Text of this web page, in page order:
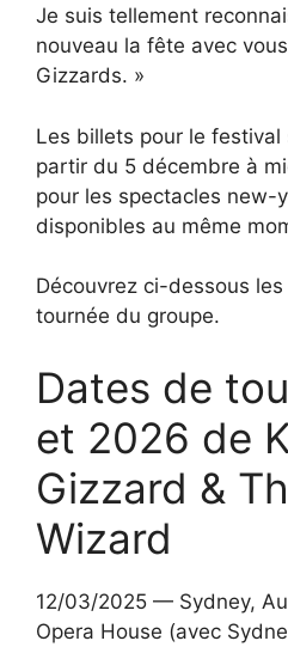
Je suis tellement
nouveau la fête avec
Gizzards. »
Les billets pour le
partir du 5 décembre à
pour les spectacles new-
disponibles au même
Découvrez ci-dessous
tournée du groupe.
Dates de
et 2026 de
Gizzard &
Wizard
12/03/2025 — Sydney,
Opera House (avec